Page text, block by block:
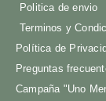
Politica de envio
Terminos y
Política de
Preguntas
Campaña "Uno